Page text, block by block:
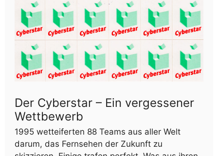
Der Cyberstar – Ein vergessener
Wettbewerb
1995 wetteiferten 88 Teams aus aller Welt
darum, das Fernsehen der Zukunft zu